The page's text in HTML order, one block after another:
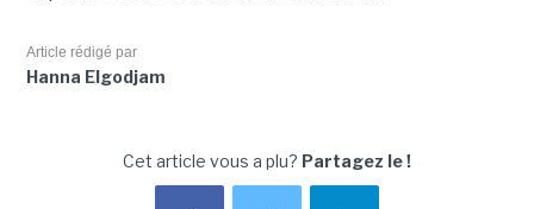
Article rédigé par
Hanna Elgodjam
Cet article vous a plu? Partagez le !